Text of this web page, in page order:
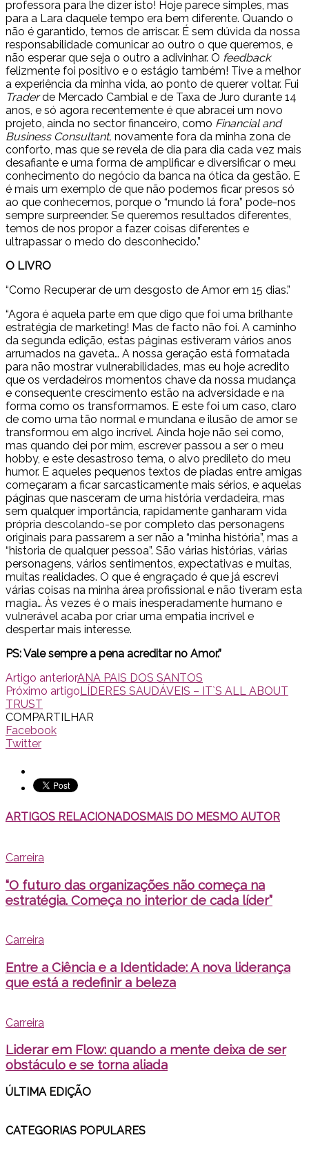
professora para lhe dizer isto! Hoje parece simples, mas
para a Lara daquele tempo era bem diferente. Quando o
não é garantido, temos de arriscar. É sem dúvida da nossa
responsabilidade comunicar ao outro o que queremos, e
não esperar que seja o outro a adivinhar. O feedback
felizmente foi positivo e o estágio também! Tive a melhor
a experiência da minha vida, ao ponto de querer voltar. Fui
Traderde Mercado Cambial e de Taxa de Juro durante 14
anos, e só agora recentemente é que abracei um novo
projeto, ainda no sector financeiro, como Financial and
Business Consultant, novamente fora da minha zona de
conforto, mas que se revela de dia para dia cada vez mais
desafiante e uma forma de amplificar e diversificar o meu
conhecimento do negócio da banca na ótica da gestão. E
é mais um exemplo de que não podemos ficar presos só
ao que conhecemos, porque o “mundo lá fora” pode-nos
sempre surpreender. Se queremos resultados diferentes,
temos de nos propor a fazer coisas diferentes e
ultrapassar o medo do desconhecido.”
O LIVRO
“Como Recuperar de um desgosto de Amor em 15 dias.”
“Agora é aquela parte em que digo que foi uma brilhante
estratégia de marketing! Mas de facto não foi. A caminho
da segunda edição, estas páginas estiveram vários anos
arrumados na gaveta… A nossa geração está formatada
para não mostrar vulnerabilidades, mas eu hoje acredito
que os verdadeiros momentos chave da nossa mudança
e consequente crescimento estão na adversidade e na
forma como os transformamos. E este foi um caso, claro
de como uma tão normal e mundana e ilusão de amor se
transformou em algo incrível. Ainda hoje não sei como,
mas quando dei por mim, escrever passou a ser o meu
hobby, e este desastroso tema, o alvo predileto do meu
humor. E aqueles pequenos textos de piadas entre amigas
começaram a ficar sarcasticamente mais sérios, e aquelas
páginas que nasceram de uma história verdadeira, mas
sem qualquer importância, rapidamente ganharam vida
própria descolando-se por completo das personagens
originais para passarem a ser não a “minha história”, mas a
“historia de qualquer pessoa”. São várias histórias, várias
personagens, vários sentimentos, expectativas e muitas,
muitas realidades. O que é engraçado é que já escrevi
várias coisas na minha área profissional e não tiveram esta
magia… Às vezes é o mais inesperadamente humano e
vulnerável acaba por criar uma empatia incrível e
despertar mais interesse.
PS: Vale sempre a pena acreditar no Amor.”
Artigo anteriorANA PAIS DOS SANTOS
Próximo artigo LÍDERES SAUDÁVEIS – IT`S ALL ABOUT
TRUST
COMPARTILHAR
Facebook
Twitter
ARTIGOS RELACIONADOSMAIS DO MESMO AUTOR
Carreira
“O futuro das organizações não começa na
estratégia. Começa no interior de cada líder”
Carreira
Entre a Ciência e a Identidade: A nova liderança
que está a redefinir a beleza
Carreira
Liderar em Flow: quando a mente deixa de ser
obstáculo e se torna aliada
ÚLTIMA EDI ÇÃO
CATEGORIAS POPULARES